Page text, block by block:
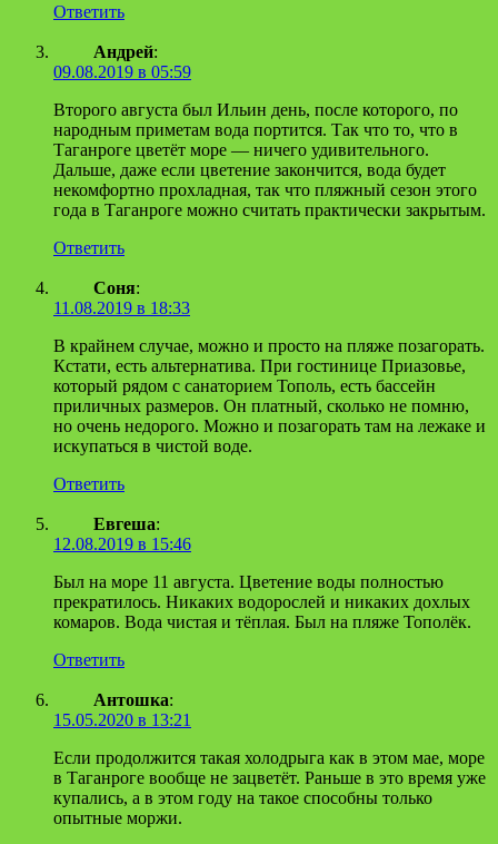
Ответить
Андрей:
09.08.2019 в 05:59
Второго августа был Ильин день, после которого, по
народным приметам вода портится. Так что то, что в
Таганроге цветёт море — ничего удивительного.
Дальше, даже если цветение закончится, вода будет
некомфортно прохладная, так что пляжный сезон этого
года в Таганроге можно считать практически закрытым.
Ответить
Соня:
11.08.2019 в 18:33
В крайнем случае, можно и просто на пляже позагорать.
Кстати, есть альтернатива. При гостинице Приазовье,
который рядом с санаторием Тополь, есть бассейн
приличных размеров. Он платный, сколько не помню,
но очень недорого. Можно и позагорать там на лежаке и
искупаться в чистой воде.
Ответить
Евгеша:
12.08.2019 в 15:46
Был на море 11 августа. Цветение воды полностью
прекратилось. Никаких водорослей и никаких дохлых
комаров. Вода чистая и тёплая. Был на пляже Тополёк.
Ответить
Антошка:
15.05.2020 в 13:21
Если продолжится такая холодрыга как в этом мае, море
в Таганроге вообще не зацветёт. Раньше в это время уже
купались, а в этом году на такое способны только
опытные моржи.